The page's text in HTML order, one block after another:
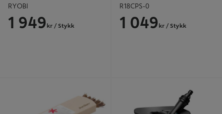
RYOBI
1 949 kr / Stykk
R18CPS-0
1 049 kr / Stykk